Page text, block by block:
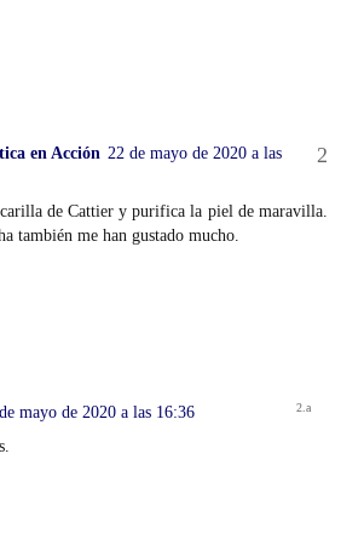
en Acción 22 de mayo de 2020 a las
de Cattier y purifica la piel de maravilla.
también me han gustado mucho.
mayo de 2020 a las 16:36